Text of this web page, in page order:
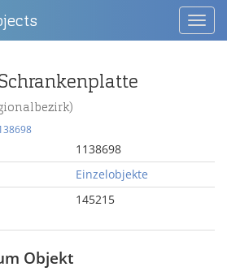
1138698
Einzelobjekte
145215
Objekt